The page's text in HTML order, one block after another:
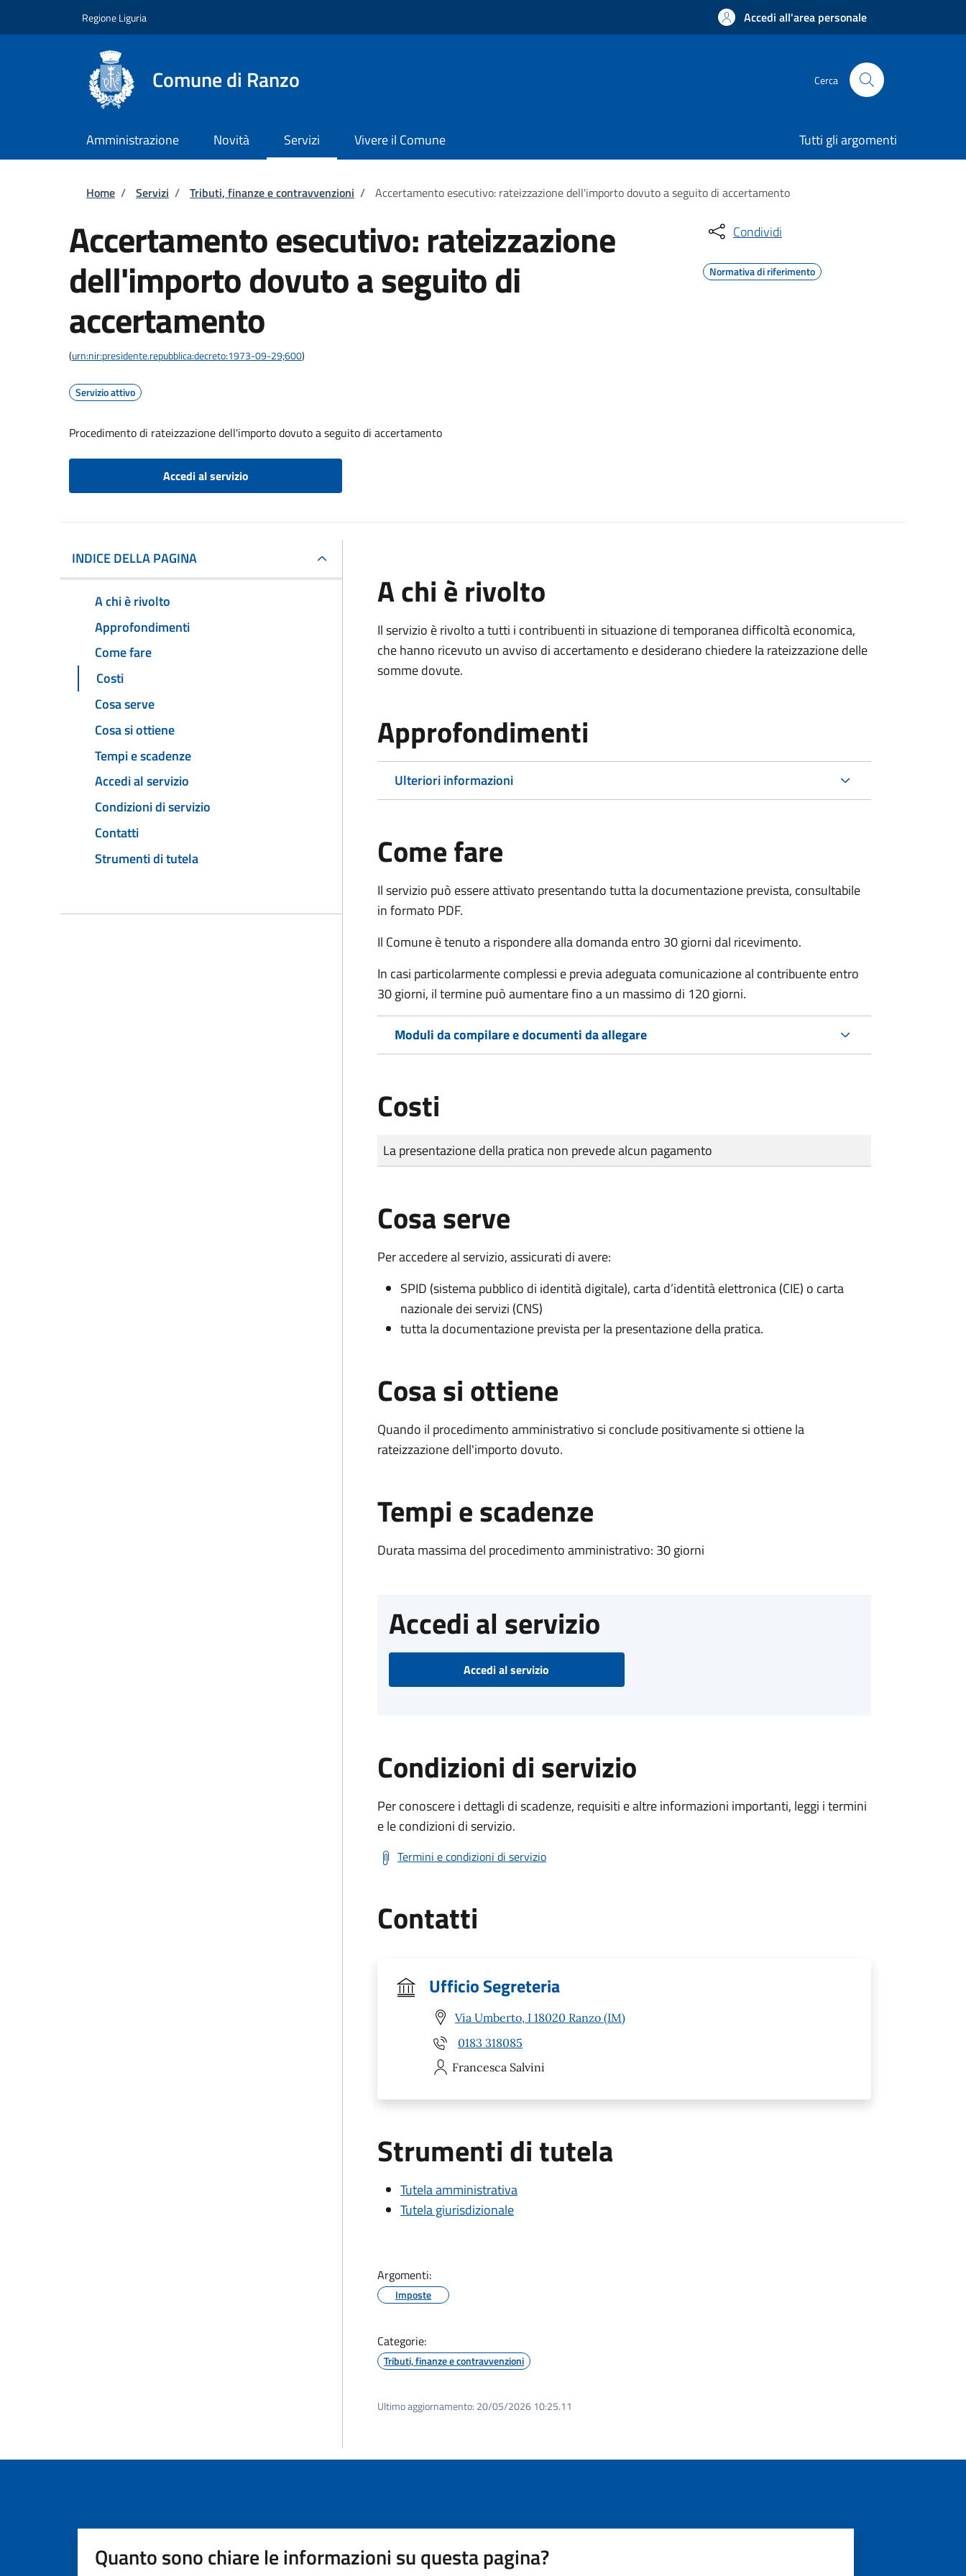
Regione Liguria Accedi all'area personale
Comune di Ranzo Cerca
Amministrazione Novità Servizi Vivere il Comune Tutti gli argomenti
Briciole di pane
Home / Servizi / Tributi, finanze e contravvenzioni / Accertamento esecutivo: rateizzazione dell'importo dovuto a seguito di accertamento
Accertamento esecutivo: rateizzazione
dell'importo dovuto a seguito di
accertamento
(urn:nir:presidente.repubblica:decreto:1973-09-29;600)
Servizio attivo
Procedimento di rateizzazione dell'importo dovuto a seguito di accertamento
Accedi al servizio
Condividi
Normativa di riferimento
INDICE DELLA PAGINA
A chi è rivolto
Approfondimenti
Come fare
Costi
Cosa serve
Cosa si ottiene
Tempi e scadenze
Accedi al servizio
Condizioni di servizio
Contatti
Strumenti di tutela
A chi è rivolto
Il servizio è rivolto a tutti i contribuenti in situazione di temporanea difficoltà economica,
che hanno ricevuto un avviso di accertamento e desiderano chiedere la rateizzazione delle
somme dovute.
Approfondimenti
Ulteriori informazioni
Come fare
Il servizio può essere attivato presentando tutta la documentazione prevista, consultabile
in formato PDF.
Il Comune è tenuto a rispondere alla domanda entro 30 giorni dal ricevimento.
In casi particolarmente complessi e previa adeguata comunicazione al contribuente entro
30 giorni, il termine può aumentare fino a un massimo di 120 giorni.
Moduli da compilare e documenti da allegare
Costi
Tipo di pagamento
Importo
La presentazione della pratica non prevede alcun pagamento
Cosa serve
Per accedere al servizio, assicurati di avere:
SPID (sistema pubblico di identità digitale), carta d’identità elettronica (CIE) o carta
nazionale dei servizi (CNS)
tutta la documentazione prevista per la presentazione della pratica.
Cosa si ottiene
Quando il procedimento amministrativo si conclude positivamente si ottiene la
rateizzazione dell'importo dovuto.
Tempi e scadenze
Durata massima del procedimento amministrativo: 30 giorni
Accedi al servizio
Accedi al servizio
Condizioni di servizio
Per conoscere i dettagli di scadenze, requisiti e altre informazioni importanti, leggi i termini
e le condizioni di servizio.
Termini e condizioni di servizio
Contatti
Ufficio Segreteria
Via Umberto, I 18020 Ranzo (IM)
0183 318085
Francesca Salvini
Strumenti di tutela
Tutela amministrativa
Tutela giurisdizionale
Argomenti:
Imposte
Categorie:
Tributi, finanze e contravvenzioni
Ultimo aggiornamento: 20/05/2026 10:25.11
Quanto sono chiare le informazioni su questa pagina?